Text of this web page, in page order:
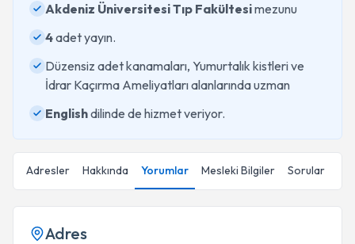
Akdeniz Üniversitesi Tıp Fakültesimezunu
4adet yayın.
Düzensiz adet kanamaları, Yumurtalık kistleri ve
İdrar Kaçırma Ameliyatları alanlarında uzman
Englishdilinde de hizmet veriyor.
Adresler Hakkında Yorumlar Mesleki Bilgiler Sorular
Adres